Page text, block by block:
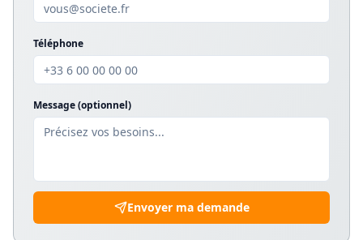
Téléphone
Message (optionnel)
Envoyer ma demande